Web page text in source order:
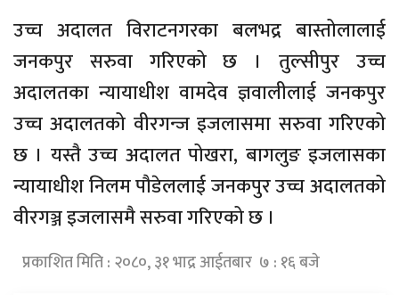
उच्च अदालत विराटनगरका बलभद्र बास्तोलालाई
जनकपुर सरुवा गरिएको छ । तुल्सीपुर उच्च
अदालतका न्यायाधीश वामदेव ज्ञवालीलाई जनकपुर
उच्च अदालतको वीरगन्ज इजलासमा सरुवा गरिएको
छ । यस्तै उच्च अदालत पोखरा, बागलुङ इजलासका
न्यायाधीश निलम पौडेललाई जनकपुर उच्च अदालतको
वीरगञ्ज इजलासमै सरुवा गरिएको छ ।
प्रकाशित मिति : २०८०, ३१ भाद्र आईतबार ७ : १६ बजे